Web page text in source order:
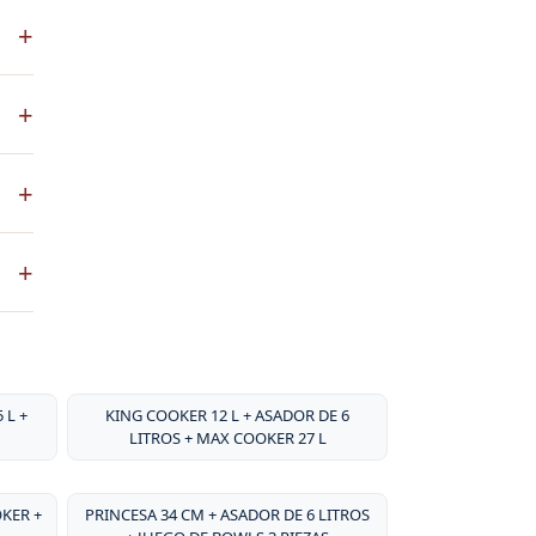
+
+
+
+
L +
KING COOKER 12 L + ASADOR DE 6
LITROS + MAX COOKER 27 L
+
PRINCESA 34 CM + ASADOR DE 6 LITROS